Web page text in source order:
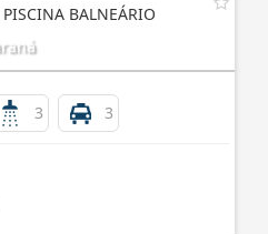
BALNEÁRIO
3 3